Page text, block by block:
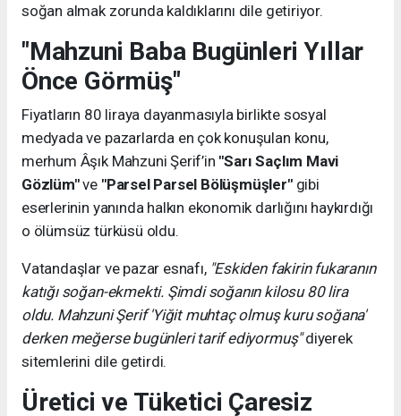
soğan almak zorunda kaldıklarını dile getiriyor.
"Mahzuni Baba Bugünleri Yıllar
Önce Görmüş"
Fiyatların 80 liraya dayanmasıyla birlikte sosyal
medyada ve pazarlarda en çok konuşulan konu,
merhum Âşık Mahzuni Şerif’in "Sarı Saçlım Mavi
Gözlüm"ve "Parsel Parsel Bölüşmüşler"gibi
eserlerinin yanında halkın ekonomik darlığını haykırdığı
o ölümsüz türküsü oldu.
Vatandaşlar ve pazar esnafı, "Eskiden fakirin fukaranın
katığı soğan-ekmekti. Şimdi soğanın kilosu 80 lira
oldu. Mahzuni Şerif 'Yiğit muhtaç olmuş kuru soğana'
derken meğerse bugünleri tarif ediyormuş"diyerek
sitemlerini dile getirdi.
Üretici ve Tüketici Çaresiz